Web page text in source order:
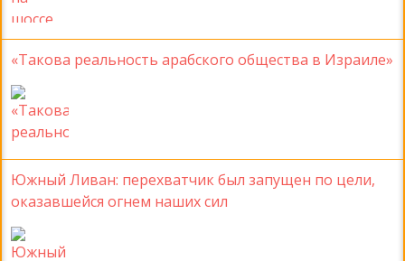
«Такова реальность арабского общества в Израиле»
Южный Ливан: перехватчик был запущен по цели,
оказавшейся огнем наших сил